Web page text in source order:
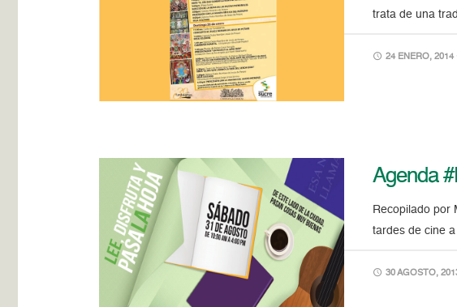
trata de una
24 ENERO, 2014
Agenda
Recopilado por
tardes de cine
30 AGOSTO,